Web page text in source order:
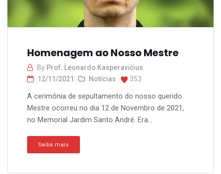
Homenagem ao Nosso Mestre
By Prof. Leonardo Kasperavičius
12/11/2021
Notícias 353
A cerimônia de sepultamento do nosso querido
Mestre ocorreu no dia 12 de Novembro de 2021,
no Memorial Jardim Santo André. Era...
Saiba mais